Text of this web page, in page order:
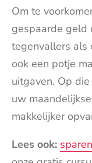
Om te
gespaarde geld
tegenvallers als
ook een potje
uitgaven. Op
uw
makkelijker
Lees ook: